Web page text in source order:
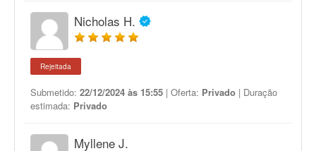
Nicholas H.
Rejeitada
Submetido: 22/12/2024 às 15:55 | Oferta: Privado | Duração
estimada: Privado
Myllene J.